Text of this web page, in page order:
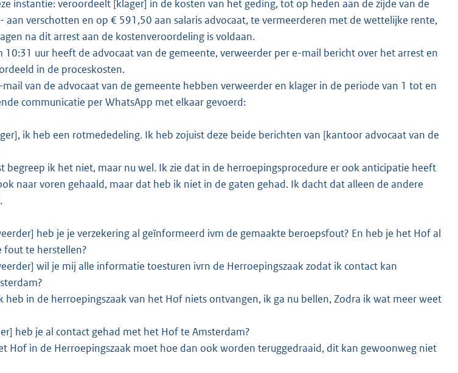
instantie: veroordeelt [klager] in de kosten van het geding, tot op heden aan de zijde van de
verschotten en op € 591,50 aan salaris advocaat, te vermeerderen met de wettelijke rente,
na dit arrest aan de kostenveroordeling is voldaan.
uur heeft de advocaat van de gemeente, verweerder per e-mail bericht over het arrest en
in de proceskosten.
van de advocaat van de gemeente hebben verweerder en klager in de periode van 1 tot en
communicatie per WhatsApp met elkaar gevoerd:
ik heb een rotmededeling. Ik heb zojuist deze beide berichten van [kantoor advocaat van de
begreep ik het niet, maar nu wel. Ik zie dat in de herroepingsprocedure er ook anticipatie heeft
naar voren gehaald, maar dat heb ik niet in de gaten gehad. Ik dacht dat alleen de andere
heb je je verzekering al geïnformeerd ivm de gemaakte beroepsfout? En heb je het Hof al
fout te herstellen?
wil je mij alle informatie toesturen ivrn de Herroepingszaak zodat ik contact kan
heb in de herroepingszaak van het Hof niets ontvangen, ik ga nu bellen, Zodra ik wat meer weet
heb je al contact gehad met het Hof te Amsterdam?
Hof in de Herroepingszaak moet hoe dan ook worden teruggedraaid, dit kan gewoonweg niet